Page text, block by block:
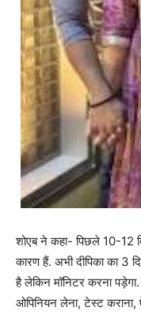
शोएब ने कहा- पिछले 10-12
कारण हैं. अभी दीपिका का 3
है लेकिन मॉनिटर करना
ओपिनियन लेना, टेस्ट कराना,